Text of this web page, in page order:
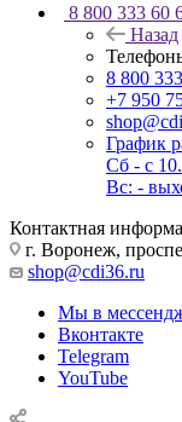
8 800 333 60
Назад
8 800
+7 950
График
Сб - с
Вс: -
Контактная
г. Воронеж,
shop@cdi36.ru
Мы в
Вконтакте
Telegram
YouTube